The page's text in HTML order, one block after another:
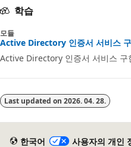
학습
모듈
Active Directory 인증서 서비스
Active Directory 인증서 서비스 구
Last updated on 2026. 04. 28.
한국어 사용자의 개인